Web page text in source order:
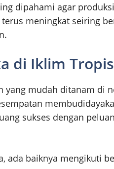
dipahami agar
meningkat seiring
di Iklim Tropis
yang mudah ditanam di
sukses dengan
ada baiknya mengikuti